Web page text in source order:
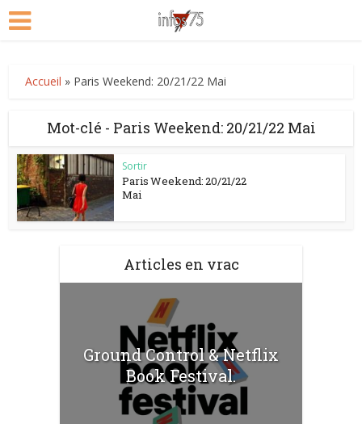
Accueil » Paris Weekend: 20/21/22 Mai
Mot-clé - Paris Weekend: 20/21/22 Mai
Sortir
Paris Weekend: 20/21/22
Mai
Articles en vrac
Ground Control & Netflix
Book Festival.